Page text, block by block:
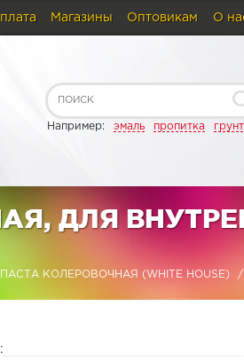
Магазины Оптовикам О
Например: эмаль пропитка
ДЛЯ
ПАСТА КОЛЕРОВОЧНАЯ (WHITE HOUSE)